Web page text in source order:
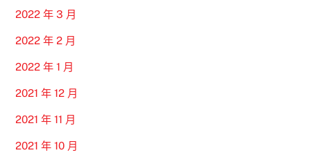
2022 年 3 月
2022 年 2 月
2022 年 1 月
2021 年 12 月
2021 年 11 月
2021 年 10 月